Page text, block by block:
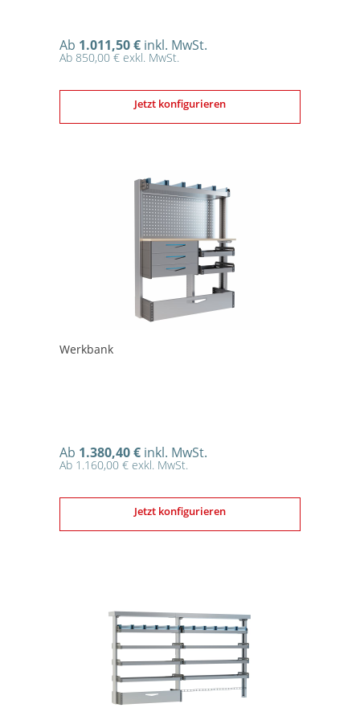
Ab 1.011,50 € inkl. MwSt.
Ab 850,00 € exkl. MwSt.
Jetzt konfigurieren
Werkbank
Ab 1.380,40 € inkl. MwSt.
Ab 1.160,00 € exkl. MwSt.
Jetzt konfigurieren